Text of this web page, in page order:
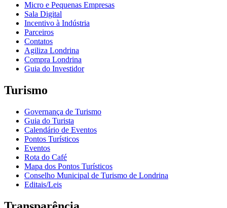
Micro e Pequenas Empresas
Sala Digital
Incentivo à Indústria
Parceiros
Contatos
Agiliza Londrina
Compra Londrina
Guia do Investidor
Turismo
Governança de Turismo
Guia do Turista
Calendário de Eventos
Pontos Turísticos
Eventos
Rota do Café
Mapa dos Pontos Turísticos
Conselho Municipal de Turismo de Londrina
Editais/Leis